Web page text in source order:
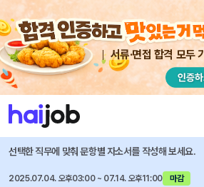
서류·면접 합격 모두
채용공고 자소서 자유항목 자소서 내 작성목록
LG에너지솔루션 즐겨찾기
2025년 7월 신입사원 수시채용
선택한 직무에 맞춰 문항별 자소서를 작성해 보세요.
2025.07.04. 오후03:00 ~ 07.14. 오후11:00
마감